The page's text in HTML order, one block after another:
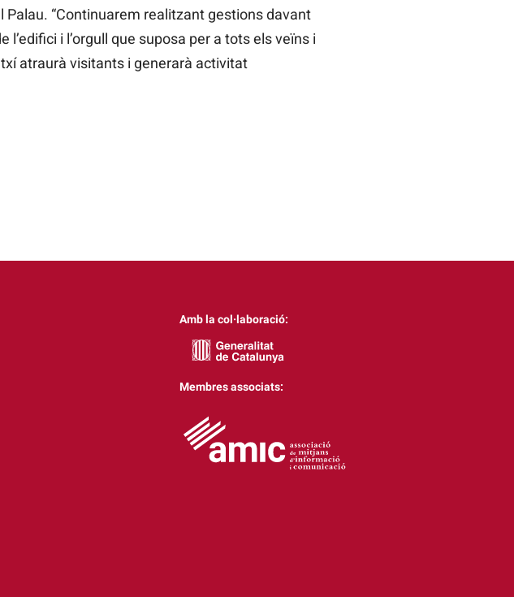
“Continuarem realitzant gestions davant
i l’orgull que suposa per a tots els veïns i
atraurà visitants i generarà activitat
Amb la col·laboració:
Membres associats: